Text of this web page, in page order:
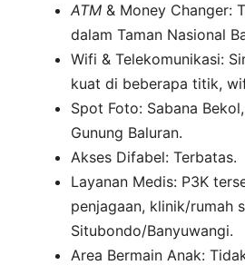
ATM & Money Changer:
dalam Taman Nasional
Wifi & Telekomunikasi:
kuat di beberapa titik,
Spot Foto: Sabana
Gunung Baluran.
Akses Difabel: Terbatas.
Layanan Medis: P3K
penjagaan, klinik/rumah
Situbondo/Banyuwangi.
Area Bermain Anak: